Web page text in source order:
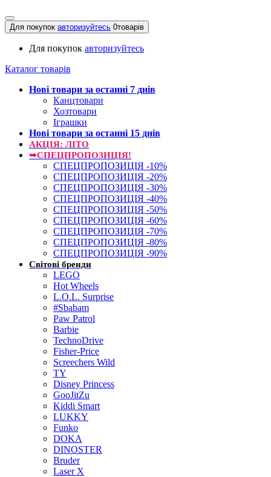
Для покупок авторизуйтесь 0товарів
Для покупок авторизуйтесь
Каталог товарів
Нові товари за останнi 7 днiв
Канцтовари
Хозтовари
Іграшки
Нові товари за останнi 15 днiв
АКЦІЯ: ЛІТО
➥СПЕЦПРОПОЗИЦІЯ!
СПЕЦПРОПОЗИЦІЯ -10%
СПЕЦПРОПОЗИЦІЯ -20%
СПЕЦПРОПОЗИЦІЯ -30%
СПЕЦПРОПОЗИЦІЯ -40%
СПЕЦПРОПОЗИЦІЯ -50%
СПЕЦПРОПОЗИЦІЯ -60%
СПЕЦПРОПОЗИЦІЯ -70%
СПЕЦПРОПОЗИЦІЯ -80%
СПЕЦПРОПОЗИЦІЯ -90%
Світові бренди
LEGO
Hot Wheels
L.O.L. Surprise
#Sbabam
Paw Patrol
Barbie
TechnoDrive
Fisher-Price
Screechers Wild
TY
Disney Princess
GooJitZu
Kiddi Smart
LUKKY
Funko
DOKA
DINOSTER
Bruder
Laser X